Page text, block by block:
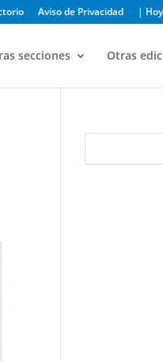
Aviso de Privacidad |
secciones Otras